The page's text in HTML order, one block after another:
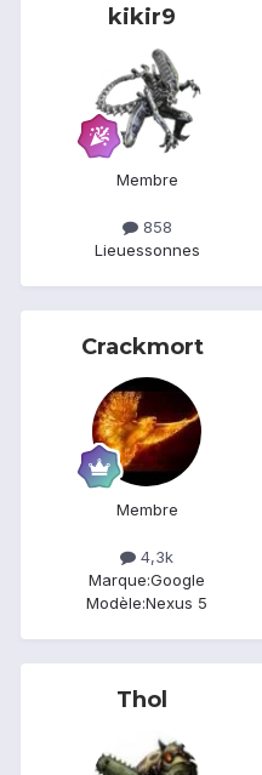
kikir9
Membre
858
Lieuessonnes
Crackmort
Membre
4,3k
Marque:Google
Modèle:Nexus 5
Thol